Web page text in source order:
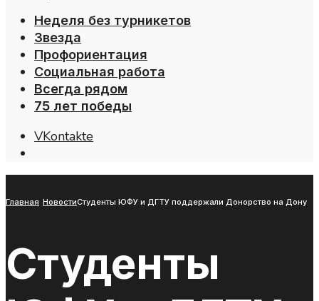
Неделя без турникетов
Звезда
Профориентация
Социальная работа
Всегда рядом
75 лет победы
VKontakte
Главная НовостиСтуденты ЮФУ и ДГТУ поддержали Донорство на Дону
Студенты